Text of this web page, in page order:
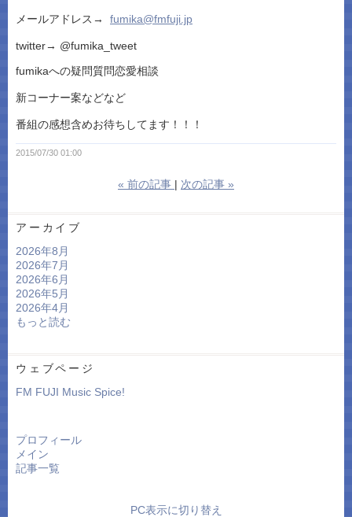
メールアドレス→ fumika@fmfuji.jp
twitter→ @fumika_tweet
fumikaへの疑問質問恋愛相談
新コーナー案などなど
番組の感想含めお待ちしてます！！！
2015/07/30 01:00
« 前の記事 次の記事 »
アーカイブ
2026年8月
2026年7月
2026年6月
2026年5月
2026年4月
もっと読む
ウェブページ
FM FUJI Music Spice!
プロフィール
メイン
記事一覧
PC表示に切り替え